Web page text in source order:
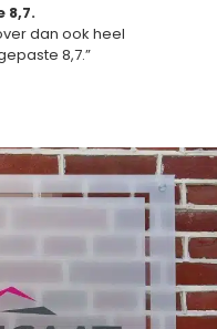
8,7.
dan ook heel
8,7.”